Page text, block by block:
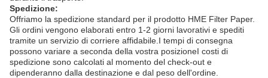
Spedizione:
Offriamo la spedizione standard per il prodotto HME Filter Paper.
Gli ordini vengono elaborati entro 1-2 giorni lavorativi e spediti
tramite un servizio di corriere affidabile.I tempi di consegna
possono variare a seconda della vostra posizioneI costi di
spedizione sono calcolati al momento del check-out e
dipenderanno dalla destinazione e dal peso dell'ordine.